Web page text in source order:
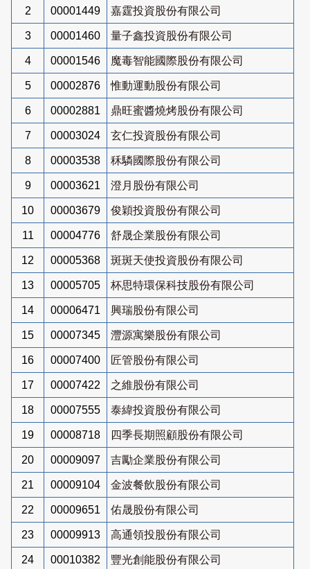
2 00001449 嘉霆投資股份有限公司
3 00001460 量子鑫投資股份有限公司
4 00001546 魔毒智能國際股份有限公司
5 00002876 惟動運動股份有限公司
6 00002881 鼎旺蜜醬燒烤股份有限公司
7 00003024 玄仁投資股份有限公司
8 00003538 秝驎國際股份有限公司
9 00003621 澄月股份有限公司
10 00003679 俊穎投資股份有限公司
11 00004776 舒晟企業股份有限公司
12 00005368 斑斑天使投資股份有限公司
13 00005705 杯思特環保科技股份有限公司
14 00006471 興瑞股份有限公司
15 00007345 灃源寓樂股份有限公司
16 00007400 匠管股份有限公司
17 00007422 之維股份有限公司
18 00007555 泰緯投資股份有限公司
19 00008718 四季長期照顧股份有限公司
20 00009097 吉勵企業股份有限公司
21 00009104 金波餐飲股份有限公司
22 00009651 佑晟股份有限公司
23 00009913 高通領投股份有限公司
24 00010382 豐光創能股份有限公司